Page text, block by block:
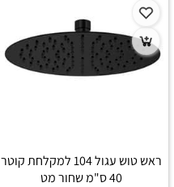
ראש טוש עגול 104 למקלחת קוטר
40 ס"מ שחור מט